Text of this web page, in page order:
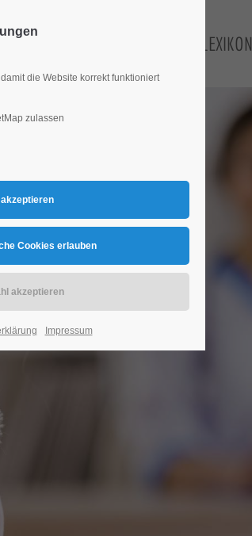
GLOBOLI-LEXIKON
die Website korrekt funktioniert
zulassen
Impressum